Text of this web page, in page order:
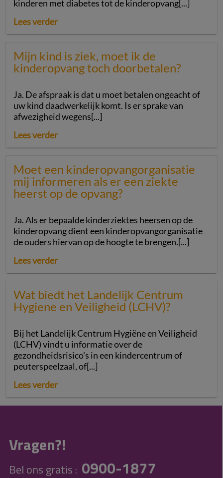
kinderen met diabetes tot de kinderopvang[...]
Lees verder
Mijn kind is ziek, moet ik de
kinderopvang toch doorbetalen?
Ja. De afspraak is dat u moet betalen ongeacht of
uw kind daadwerkelijk komt. Is er sprake van
afwezigheid wegens[...]
Lees verder
Moet een kinderopvangorganisatie
mij informeren als er een ziekte
heerst op de opvang?
Ja. Als er bepaalde kinderziektes heersen op de
kinderopvang dient een kinderopvangorganisatie
de ouders hiervan op de hoogte te brengen.[...]
Lees verder
Wat biedt het Landelijk Centrum
Hygiene en Veiligheid (LCHV)?
Bij het Landelijk Centrum Hygiëne en Veiligheid
(LCHV) vindt u informatie over de
gezondheidsrisico's in een kindercentrum of
peuterspeelzaal, of[...]
Lees verder
Vragen?!
Bel ons gratis : 0900-1877